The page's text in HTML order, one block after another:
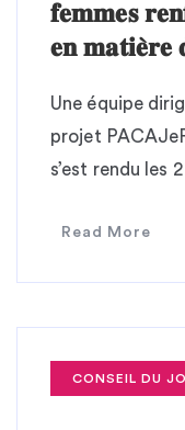
𝐟𝐞𝐦𝐦𝐞𝐬
𝐞𝐧 𝐦𝐚𝐭𝐢𝐞̀𝐫𝐞
Une équipe
projet
s’est rendu les
Read More
CONSEIL DU